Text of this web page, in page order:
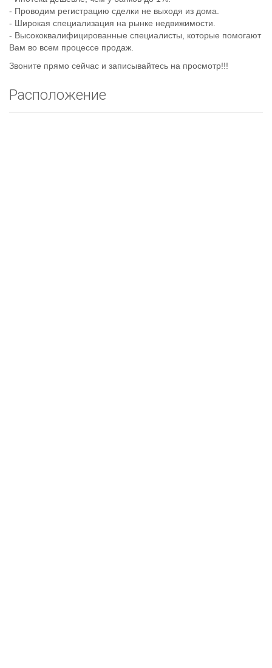
- Проводим регистрацию сделки не выходя из дома.
- Широкая специализация на рынке недвижимости.
- Высококвалифицированные специалисты, которые помогают
Вам во всем процессе продаж.
Звоните прямо сейчас и записывайтесь на просмотр!!!
Расположение